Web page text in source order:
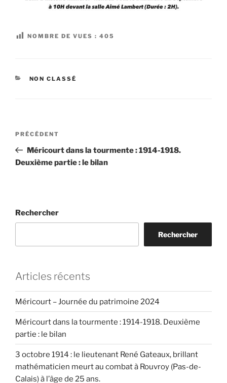
NOMBRE DE VUES : 405
CATÉGORIES
NON CLASSÉ
Navigation
l’article
Article
précédent
PRÉCÉDENT
Méricourt dans la tourmente : 1914-1918.
Deuxième partie : le bilan
Rechercher
Rechercher
Articles récents
Méricourt – Journée du patrimoine 2024
Méricourt dans la tourmente : 1914-1918. Deuxième
partie : le bilan
3 octobre 1914 : le lieutenant René Gateaux, brillant
mathématicien meurt au combat à Rouvroy (Pas-de-
Calais) à l’âge de 25 ans.